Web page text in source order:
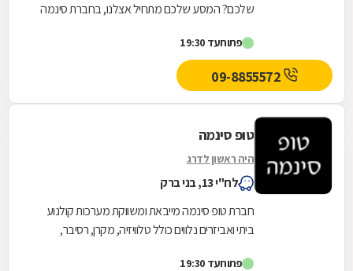
שלכם? המסע שלכם מתחיל אצלנו, בחברת סינמה
ומתקינה...
פתוחעד 19:30
טופ סינמה
היה ראשון לדרג
לח"י 13, בני ברק
חברת טופ סינמה מייבאת ומשווקת מערכות קולנוע
ביתי ואביזרים נלווים כולל טלוויזיה, מקרן, רסיבר,
פתוחעד 19:30